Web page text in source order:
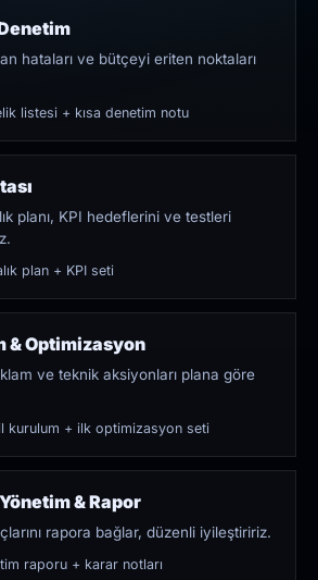
hataları ve bütçeyi eriten noktaları
listesi + kısa denetim notu
planı, KPI hedeflerini ve testleri
plan + KPI seti
& Optimizasyon
ve teknik aksiyonları plana göre
kurulum + ilk optimizasyon seti
& Rapor
rapora bağlar, düzenli iyileştiririz.
raporu + karar notları